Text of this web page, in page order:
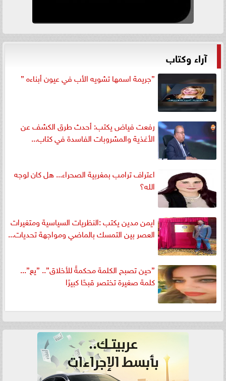
آراء وكتاب
”جريمة اسمها تشويه الأب في عيون أبناءه ”
رفعت فياض يكتب: أحدث طرق الكشف عن
الأغذية والمشروبات الفاسدة في كتاب...
اعتراف ترامب بمغربية الصحراء... هل كان لوجه
الله؟
ايمن مدين يكتب :النظريات السياسية ومتغيرات
العصر بين التمسك بالماضي ومواجهة تحديات...
”حين تصبح الكلمة محكمةً للأخلاق”.. ”يع”...
كلمة صغيرة تختصر قبحًا كبيرًا